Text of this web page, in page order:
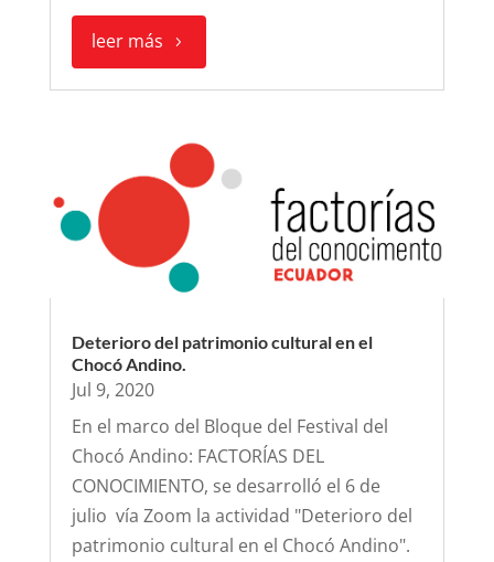
leer más
Deterioro del patrimonio cultural en el
Chocó Andino.
Jul 9, 2020
En el marco del Bloque del Festival del
Chocó Andino: FACTORÍAS DEL
CONOCIMIENTO, se desarrolló el 6 de
julio vía Zoom la actividad "Deterioro del
patrimonio cultural en el Chocó Andino".